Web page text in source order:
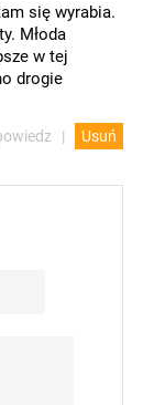
się wyrabia.
Młoda
w tej
drogie
Usuń